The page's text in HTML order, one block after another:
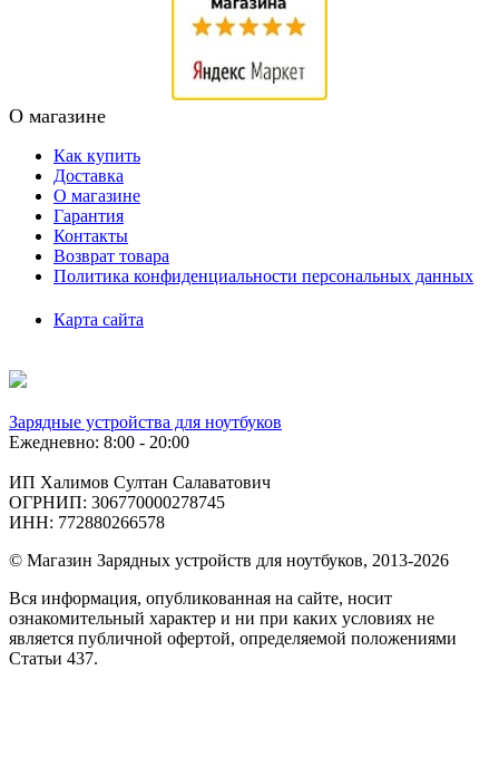
О магазине
Как купить
Доставка
О магазине
Гарантия
Контакты
Возврат товара
Политика конфиденциальности персональных данных
Карта сайта
Зарядные устройства для ноутбуков
Ежедневно: 8:00 - 20:00
ИП Халимов Султан Салаватович
ОГРНИП: 306770000278745
ИНН: 772880266578
© Магазин Зарядных устройств для ноутбуков, 2013-2026
Вся информация, опубликованная на сайте, носит
ознакомительный характер и ни при каких условиях не
является публичной офертой, определяемой положениями
Статьи 437.